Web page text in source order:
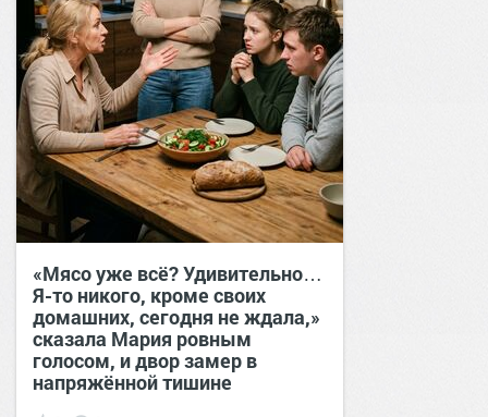
«Мясо уже всё? Удивительно…
Я-то никого, кроме своих
домашних, сегодня не ждала,»
сказала Мария ровным
голосом, и двор замер в
напряжённой тишине